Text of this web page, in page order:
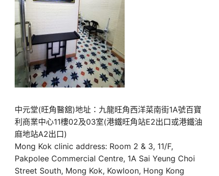
中元堂(旺角醫舘)地址：九龍旺角西洋菜南街1A號百寶
利商業中心11樓02及03室(港鐵旺角站E2出口或港鐵油
麻地站A2出口)
Mong Kok clinic address: Room 2 & 3, 11/F,
Pakpolee Commercial Centre, 1A Sai Yeung Choi
Street South, Mong Kok, Kowloon, Hong Kong